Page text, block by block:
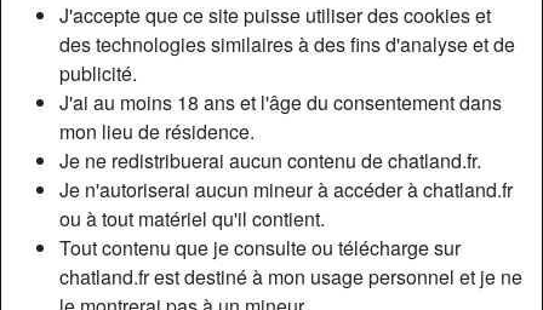
J'accepte que ce site puisse utiliser des cookies et
des technologies similaires à des fins d'analyse et de
publicité.
J'ai au moins 18 ans et l'âge du consentement dans
mon lieu de résidence.
Je ne redistribuerai aucun contenu de chatland.fr.
Je n'autoriserai aucun mineur à accéder à chatland.fr
ou à tout matériel qu'il contient.
Tout contenu que je consulte ou télécharge sur
chatland.fr est destiné à mon usage personnel et je ne
Nickname:
LéoneEnchanting
Âge:
50
Pays:
France